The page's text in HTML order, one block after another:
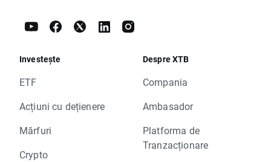
Investește
ETF
Acțiuni cu dețienere
Mărfuri
Crypto
Despre XTB
Compania
Ambasador
Platforma de
Tranzacționare